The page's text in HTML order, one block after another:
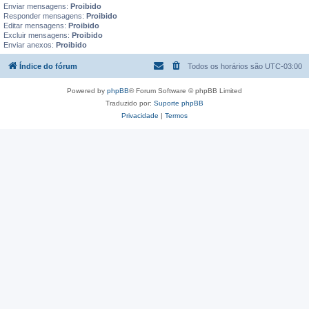
Enviar mensagens: Proibido
Responder mensagens: Proibido
Editar mensagens: Proibido
Excluir mensagens: Proibido
Enviar anexos: Proibido
Índice do fórum Todos os horários são UTC-03:00
Powered by phpBB® Forum Software © phpBB Limited
Traduzido por: Suporte phpBB
Privacidade | Termos